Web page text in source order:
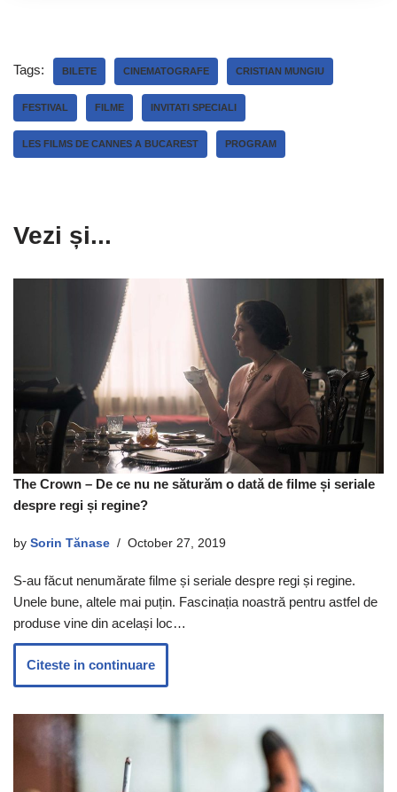
Tags: BILETE CINEMATOGRAFE CRISTIAN MUNGIU
FESTIVAL FILME INVITATI SPECIALI
LES FILMS DE CANNES A BUCAREST PROGRAM
Vezi și...
The Crown – De ce nu ne săturăm o dată de filme și seriale
despre regi și regine?
by Sorin Tănase October 27, 2019
S-au făcut nenumărate filme și seriale despre regi și regine.
Unele bune, altele mai puțin. Fascinația noastră pentru astfel de
produse vine din același loc…
Citeste in continuare